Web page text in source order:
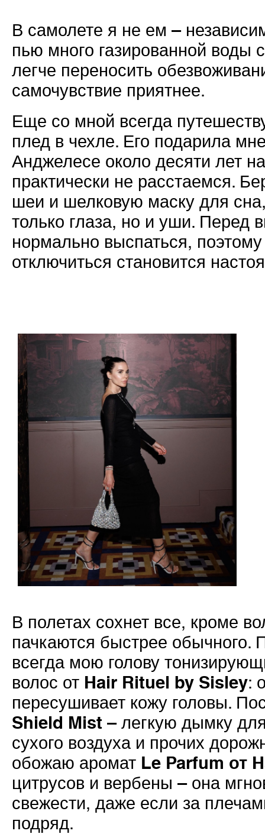
В самолете я не ем –
пью много газированной воды
легче переносить
самочувствие приятнее.
Еще со мной всегда
плед в чехле. Его подарила
Анджелесе около десяти лет
практически не расстаемся.
шеи и шелковую маску для
только глаза, но и уши. Перед
нормально выспаться,
отключиться становится
В полетах сохнет все, кроме
пачкаются быстрее обычного.
всегда мою голову
волос от Hair Rituel by Sisley:
пересушивает кожу головы.
Shield Mist – легкую дымку
сухого воздуха и прочих
обожаю аромат Le Parfum от
цитрусов и вербены – она
свежести, даже если за
подряд.